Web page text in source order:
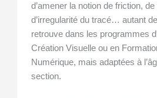
d’amener la notion de friction,
d’irregularité du tracé… autant
retrouve dans les programmes
Création Visuelle ou en
Numérique, mais adaptées à
section.